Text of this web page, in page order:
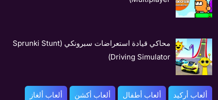
محاكي قيادة استعراضات سبرونكي (Sprunki Stunt
Driving Simulator)
ألعاب أركيد ألعاب أطفال ألعاب أكشن ألعاب ألغاز